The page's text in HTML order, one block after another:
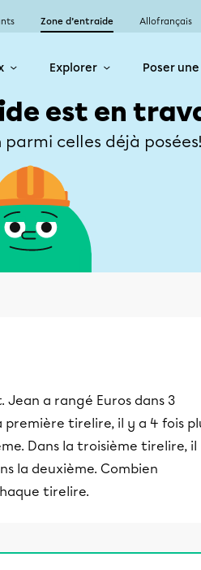
Zone d’entraide Allofrançais
Explorer Poser
est en
celles déjà
a rangé Euros dans 3
tirelire, il y a 4 fois
Dans la troisième tirelire, il
la deuxième. Combien
tirelire.